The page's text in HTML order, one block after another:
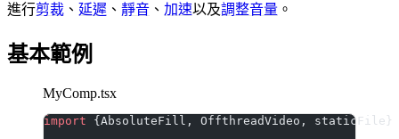
進行剪裁 、 延遲 、 靜音 、 加速以及調整音量 。
基本範例
MyComp.tsx
import {AbsoluteFill, OffthreadVideo, staticFile}